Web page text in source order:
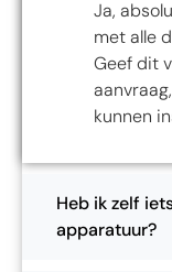
Ja,
met alle
Geef dit
kunnen
Heb ik zelf
apparatuur?